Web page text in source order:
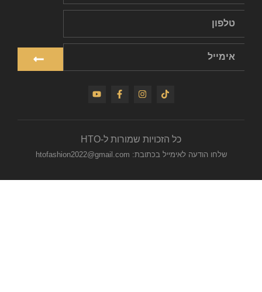
כל הזכויות שמורות ל-HTO
שלחו הודעה לאימייל בכתובת: htofashion2022@gmail.com